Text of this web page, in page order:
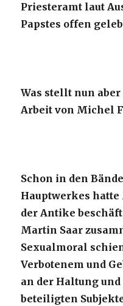
Priesteramt laut
Papstes offen
Was stellt nun
Arbeit von Michel
Schon in den
Hauptwerkes
der Antike
Martin Saar
Sexualmoral
Verbotenem und
an der Haltung und
beteiligten